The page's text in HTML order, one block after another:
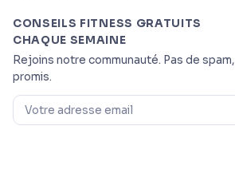
CONSEILS FITNESS GRATUITS
CHAQUE SEMAINE
Rejoins notre communauté. Pas de spam,
promis.